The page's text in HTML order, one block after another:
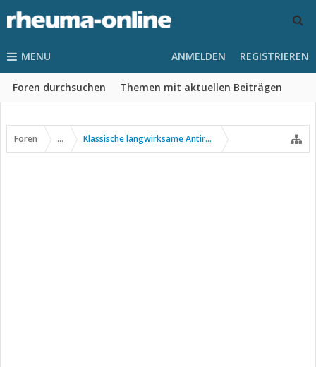
MENU
Foren durchsuchen Themen mit aktuellen Beiträgen
ANMELDEN REGISTRIEREN
Foren ... Klassische langwirksame Antirheumatika